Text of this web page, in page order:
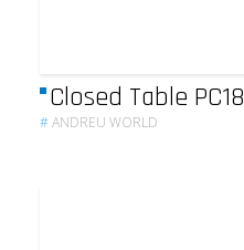
Closed Table PC18
#ANDREU WORLD